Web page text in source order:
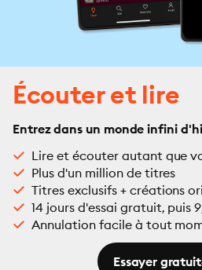
Écouter et lire
Entrez dans un monde infini
Lire et écouter autant que
Plus d'un million de titres
Titres exclusifs + créations
14 jours d'essai gratuit, puis
Annulation facile à tout
Essayer